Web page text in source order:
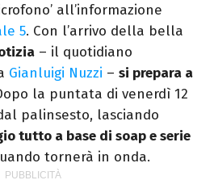
all’informazione
5. Con l’arrivo della bella
– il quotidiano
Gianluigi Nuzzi – si prepara a
la puntata di venerdì 12
palinsesto, lasciando
tutto a base di soap e serie
tornerà in onda.